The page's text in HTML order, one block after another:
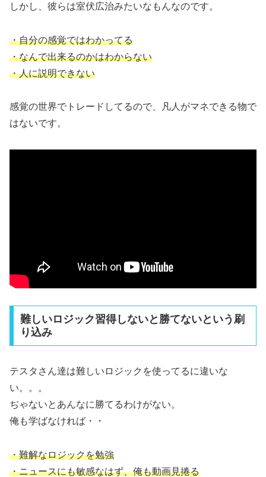
しかし、彼らは室伏広治みたいなもんなのです。
・自分の感覚ではわかってる
・なんで出来るのかはわからない
・人に説明できない
感覚の世界でトレードしてるので、凡人がマネできる物で
はないです。
難しいロジック習得しないと勝てないという刷
り込み
テスタさん達は難しいロジックを使ってるに違いな
い。。。
ぢゃないとあんなに勝てるわけがない。
俺も学ばなければ・・
・難解なロジックを勉強
・ニュースにも敏感なはず、俺も動画見捲る